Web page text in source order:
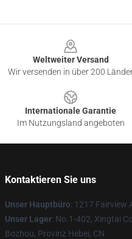
Weltweiter Versand
Wir versenden in über 200
Internationale Garantie
Im Nutzungsland angeboten
Kontaktieren Sie uns
Unser Hauptbüro: 1217 Fairview
Unser Lager: No.1-402, Xingtai
Bozhou, Provinz Hebei, CN